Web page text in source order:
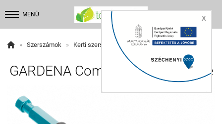
MENÜ  
 » Szerszámok » Kerti szerszámok
GARDENA Combisystem gereblye
X